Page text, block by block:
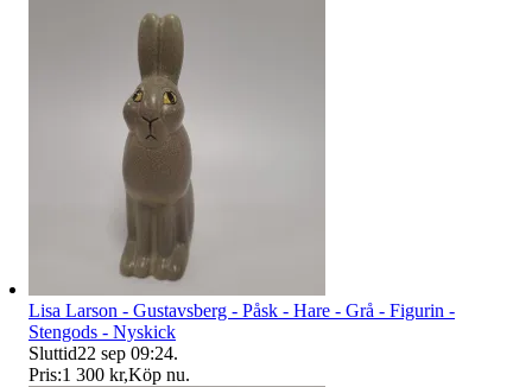
Lisa Larson - Gustavsberg - Påsk - Hare - Grå - Figurin -
Stengods - Nyskick
Sluttid22 sep 09:24.
Pris:1 300 kr,Köp nu.